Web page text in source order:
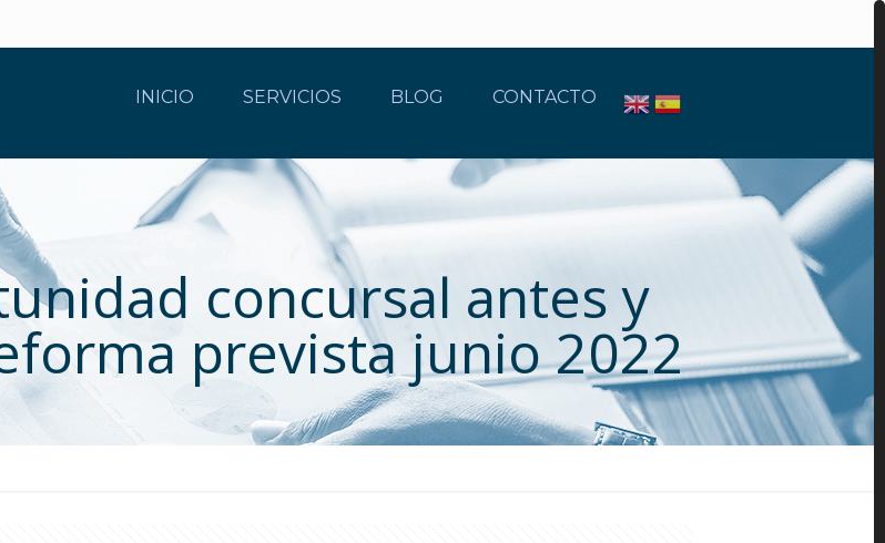
INICIO SERVICIOS BLOG CONTACTO
concursal antes y
prevista junio 2022